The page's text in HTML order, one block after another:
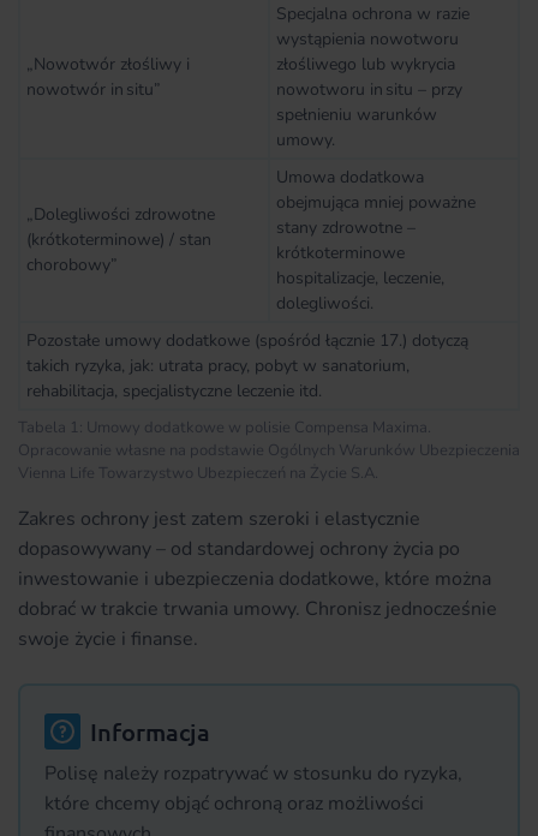
„Nowotwór złośliwy i
nowotwór in situ”
Specjalna ochrona w razie
wystąpienia nowotworu
złośliwego lub wykrycia
nowotworu in situ – przy
spełnieniu warunków
umowy.
„Dolegliwości zdrowotne
(krótkoterminowe) / stan
chorobowy”
Umowa dodatkowa
obejmująca mniej poważne
stany zdrowotne –
krótkoterminowe
hospitalizacje, leczenie,
dolegliwości.
Pozostałe umowy dodatkowe (spośród łącznie 17.) dotyczą
takich ryzyka, jak: utrata pracy, pobyt w sanatorium,
rehabilitacja, specjalistyczne leczenie itd.
Tabela 1: Umowy dodatkowe w polisie Compensa Maxima.
Opracowanie własne na podstawie Ogólnych Warunków Ubezpieczenia
Vienna Life Towarzystwo Ubezpieczeń na Życie S.A.
Zakres ochrony jest zatem szeroki i elastycznie
dopasowywany – od standardowej ochrony życia po
inwestowanie i ubezpieczenia dodatkowe, które można
dobrać w trakcie trwania umowy. Chronisz jednocześnie
swoje życie i finanse.
Informacja
Polisę należy rozpatrywać w stosunku do ryzyka,
które chcemy objąć ochroną oraz możliwości